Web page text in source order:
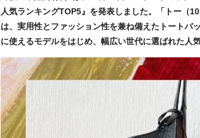
人気ランキングTOP5』を発表しました。「トー（
は、実用性とファッション性を兼ね備えたトートバ
に使えるモデルをはじめ、幅広い世代に選ばれた人